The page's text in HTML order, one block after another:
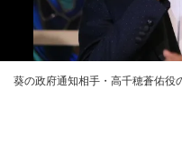
葵の政府通知相手・高千穂蒼佑役